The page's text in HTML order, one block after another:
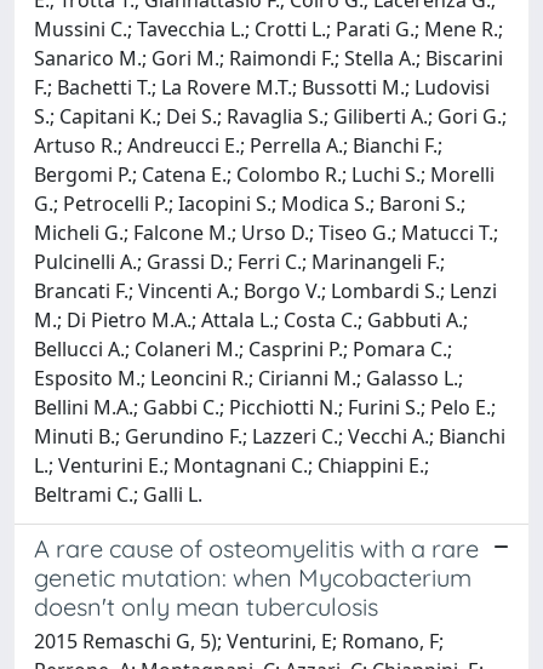
Mussini C.; Tavecchia L.; Crotti L.; Parati G.; Mene R.;
Sanarico M.; Gori M.; Raimondi F.; Stella A.; Biscarini
F.; Bachetti T.; La Rovere M.T.; Bussotti M.; Ludovisi
S.; Capitani K.; Dei S.; Ravaglia S.; Giliberti A.; Gori G.;
Artuso R.; Andreucci E.; Perrella A.; Bianchi F.;
Bergomi P.; Catena E.; Colombo R.; Luchi S.; Morelli
G.; Petrocelli P.; Iacopini S.; Modica S.; Baroni S.;
Micheli G.; Falcone M.; Urso D.; Tiseo G.; Matucci T.;
Pulcinelli A.; Grassi D.; Ferri C.; Marinangeli F.;
Brancati F.; Vincenti A.; Borgo V.; Lombardi S.; Lenzi
M.; Di Pietro M.A.; Attala L.; Costa C.; Gabbuti A.;
Bellucci A.; Colaneri M.; Casprini P.; Pomara C.;
Esposito M.; Leoncini R.; Cirianni M.; Galasso L.;
Bellini M.A.; Gabbi C.; Picchiotti N.; Furini S.; Pelo E.;
Minuti B.; Gerundino F.; Lazzeri C.; Vecchi A.; Bianchi
L.; Venturini E.; Montagnani C.; Chiappini E.;
Beltrami C.; Galli L.
A rare cause of osteomyelitis with a rare
genetic mutation: when Mycobacterium
doesn't only mean tuberculosis
2015 Remaschi G, 5); Venturini, E; Romano, F;